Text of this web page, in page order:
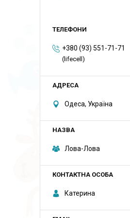
+380 (93) 551-71-71
(lifecell)
Одеса, Україна
Лова-Лова
Катерина